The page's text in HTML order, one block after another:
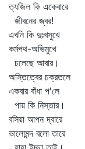
ত্যজিল কি একেবারে
জীবনের জ্বর!
এখনি কি দুঃখসুখে
কর্মপথ-অভিমুখে
চলেছে আবার।
অস্তিত্বের চক্রতলে
একবার বাঁধা প'লে
পায় কি নিস্তার।
বসিয়া আপন দ্বারে
ভালোমন্দ বলো তারে